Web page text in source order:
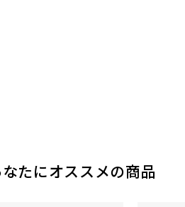
たにオススメの商品